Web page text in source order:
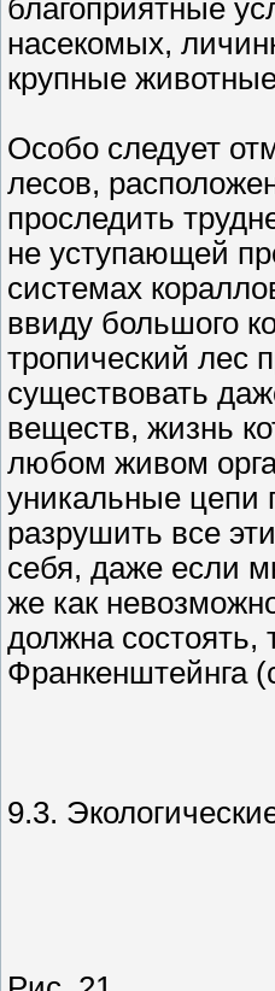
благоприятные
насекомых,
крупные
Особо следует
лесов,
проследить
не уступающей
системах
ввиду большого
тропический лес
существовать
веществ, жизнь
любом живом
уникальные цепи
разрушить все
себя, даже если
же как
должна состоять,
Франкенштейнга
9.3.